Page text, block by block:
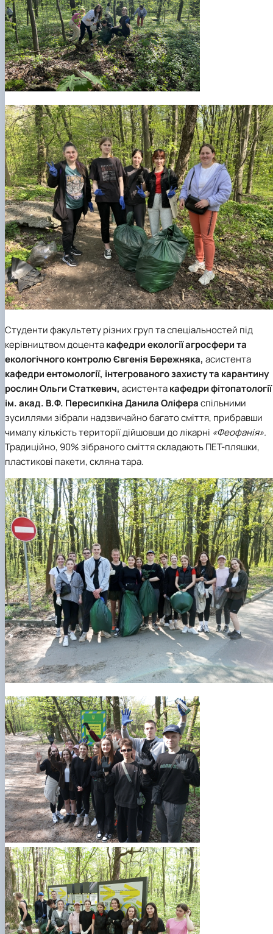
Студенти факультету різних груп та спеціальностей під
керівництвом доцентакафедри екології агросфери та
екологічного контролюЄвгенія Бережняка, асистента
кафедри ентомології, інтегрованого захисту та карантину
рослинОльги Статкевич, асистентакафедри фітопатології
ім. акад. В.Ф. ПересипкінаДанила Оліфераспільними
зусиллями зібрали надзвичайно багато сміття, прибравши
чималу кількість території дійшовши до лікарні «Феофанія».
Традиційно, 90% зібраного сміття складають ПЕТ-пляшки,
пластикові пакети, скляна тара.